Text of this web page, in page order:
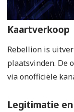
Kaartverkoop
Rebellion is
plaatsvinden. De
via onofficiële
Legitimatie